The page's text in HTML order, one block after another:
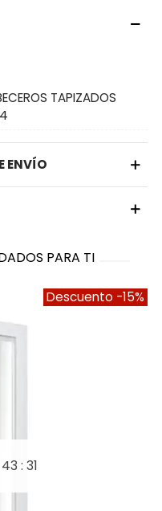
TAPIZADOS
ENVÍO
PARA TI
Descuento -15%
: 30